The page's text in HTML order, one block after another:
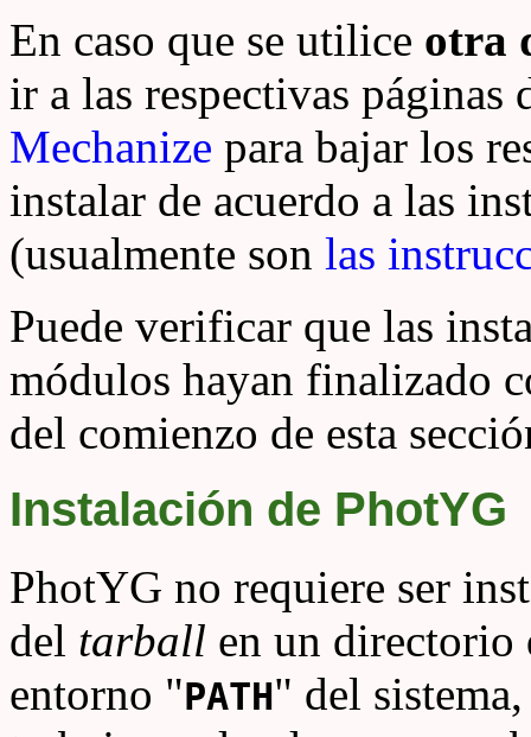
En caso que se utilice otra
ir a las respectivas páginas
Mechanize para bajar los
instalar de acuerdo a las
(usualmente son las
Puede verificar que las
módulos hayan finalizado
del comienzo de esta
Instalación de PhotYG
PhotYG no requiere ser
del tarball en un directorio
entorno "PATH" del